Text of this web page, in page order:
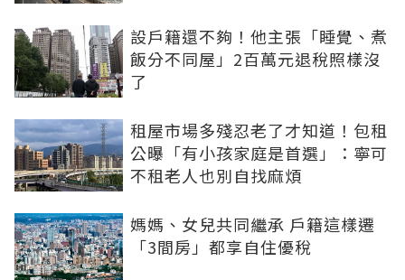
設戶籍還不夠！他主張「睡覺、煮
飯分不同屋」2百萬元退稅照樣沒
了
租屋市場多殘忍老了才知道！包租
公曝「有小孩家庭是首選」：寧可
不租老人也別自找麻煩
媽媽、女兒共同繼承 戶籍這樣遷
「3間房」都享自住優稅